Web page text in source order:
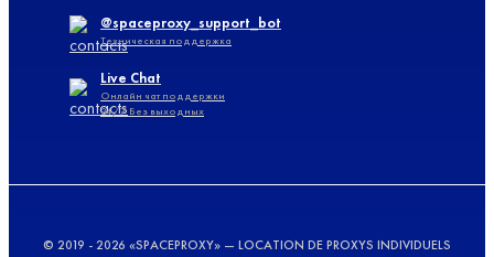
@spaceproxy_support_bot
Техническая поддержка
Live Chat
Онлайн чат поддержки
24/7 Без выходных
© 2019 - 2026 «SPACEPROXY» — LOCATION DE PROXYS INDIVIDUELS